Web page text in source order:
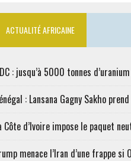
ACTUALITÉ AFRICAINE
: jusqu’à 5000 tonnes
: Lansana Gagny Sakho
Côte d’Ivoire impose le paquet
menace l’Iran d’une frappe